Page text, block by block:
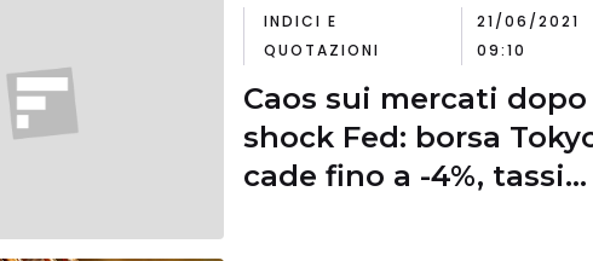
INDICI E
QUOTAZIONI
21/06/2021
09:10
Caos sui mercati dopo
shock Fed: borsa
cade fino a -4%, tassi